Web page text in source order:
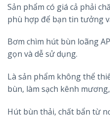
Sản phẩm có giá cả phải
phù hợp để bạn tin tưởng
Bơm chìm hút bùn loãng
gọn và dễ sử dụng.
Là sản phẩm không thể
bùn, làm sạch kênh
Hút bùn thải, chất bẩn từ